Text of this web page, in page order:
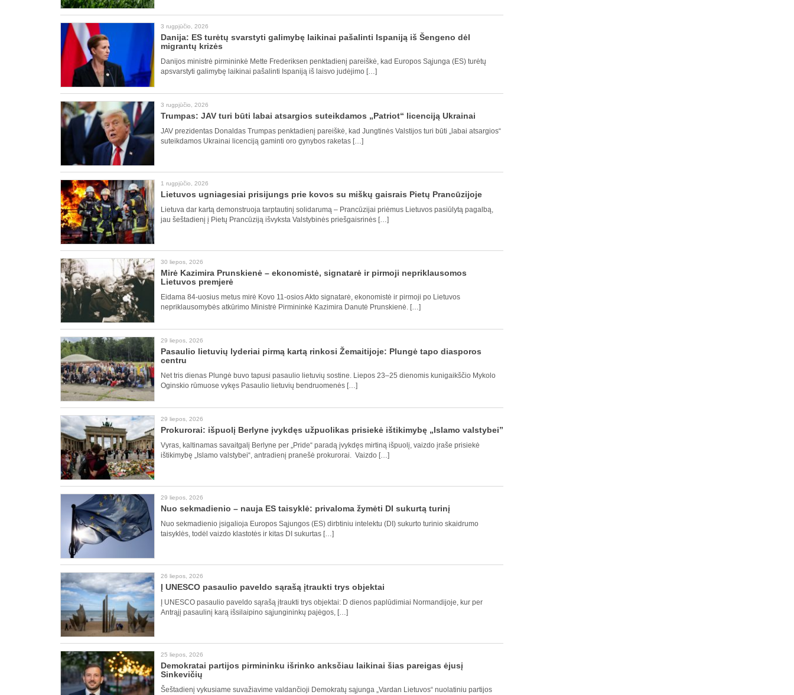
3 rugpjūčio, 2026
Danija: ES turėtų svarstyti galimybę laikinai pašalinti Ispaniją iš Šengeno dėl
migrantų krizės
Danijos ministrė pirmininkė Mette Frederiksen penktadienį pareiškė, kad Europos Sąjunga (ES) turėtų
apsvarstyti galimybę laikinai pašalinti Ispaniją iš laisvo judėjimo […]
3 rugpjūčio, 2026
Trumpas: JAV turi būti labai atsargios suteikdamos „Patriot“ licenciją Ukrainai
JAV prezidentas Donaldas Trumpas penktadienį pareiškė, kad Jungtinės Valstijos turi būti „labai atsargios“
suteikdamos Ukrainai licenciją gaminti oro gynybos raketas […]
1 rugpjūčio, 2026
Lietuvos ugniagesiai prisijungs prie kovos su miškų gaisrais Pietų Prancūzijoje
Lietuva dar kartą demonstruoja tarptautinį solidarumą – Prancūzijai priėmus Lietuvos pasiūlytą pagalbą,
jau šeštadienį į Pietų Prancūziją išvyksta Valstybinės priešgaisrinės […]
30 liepos, 2026
Mirė Kazimira Prunskienė – ekonomistė, signatarė ir pirmoji nepriklausomos
Lietuvos premjerė
Eidama 84-uosius metus mirė Kovo 11-osios Akto signatarė, ekonomistė ir pirmoji po Lietuvos
nepriklausomybės atkūrimo Ministrė Pirmininkė Kazimira Danutė Prunskienė. […]
29 liepos, 2026
Pasaulio lietuvių lyderiai pirmą kartą rinkosi Žemaitijoje: Plungė tapo diasporos
centru
Net tris dienas Plungė buvo tapusi pasaulio lietuvių sostine. Liepos 23–25 dienomis kunigaikščio Mykolo
Oginskio rūmuose vykęs Pasaulio lietuvių bendruomenės […]
29 liepos, 2026
Prokurorai: išpuolį Berlyne įvykdęs užpuolikas prisiekė ištikimybę „Islamo valstybei”
Vyras, kaltinamas savaitgalį Berlyne per „Pride“ paradą įvykdęs mirtiną išpuolį, vaizdo įraše prisiekė
ištikimybę „Islamo valstybei“, antradienį pranešė prokurorai. Vaizdo […]
29 liepos, 2026
Nuo sekmadienio – nauja ES taisyklė: privaloma žymėti DI sukurtą turinį
Nuo sekmadienio įsigalioja Europos Sąjungos (ES) dirbtiniu intelektu (DI) sukurto turinio skaidrumo
taisyklės, todėl vaizdo klastotės ir kitas DI sukurtas […]
26 liepos, 2026
Į UNESCO pasaulio paveldo sąrašą įtraukti trys objektai
Į UNESCO pasaulio paveldo sąrašą įtraukti trys objektai: D dienos paplūdimiai Normandijoje, kur per
Antrąjį pasaulinį karą išsilaipino sąjungininkų pajėgos, […]
25 liepos, 2026
Demokratai partijos pirmininku išrinko anksčiau laikinai šias pareigas ėjusį
Sinkevičių
Šeštadienį vykusiame suvažiavime valdančioji Demokratų sąjunga „Vardan Lietuvos“ nuolatiniu partijos